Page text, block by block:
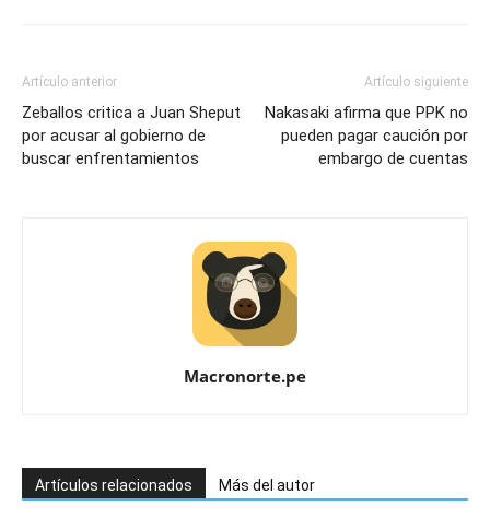
Artículo anterior
Zeballos critica a Juan Sheput
por acusar al gobierno de
buscar enfrentamientos
Artículo siguiente
Nakasaki afirma que PPK no
pueden pagar caución por
embargo de cuentas
Macronorte.pe
Artículos relacionados Más del autor